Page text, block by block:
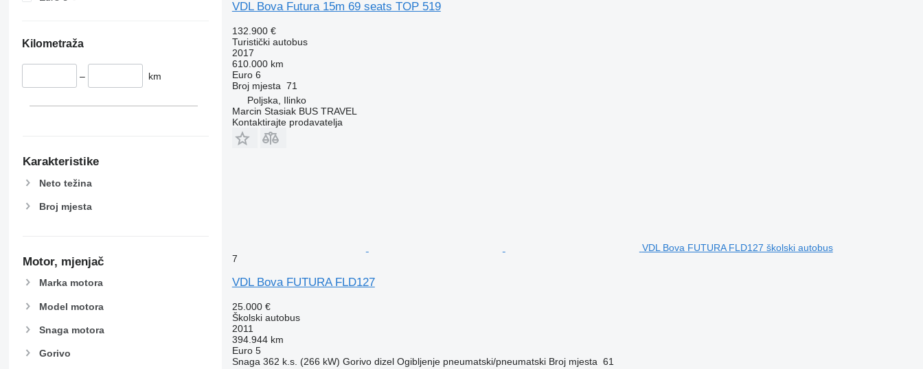
Kilometraža
– km
Karakteristike
Neto težina
Broj mjesta
Motor, mjenjač
Marka motora
Model motora
Snaga motora
Gorivo
VDL Bova Futura 15m 69 seats TOP 519
132.900 €
Turistički autobus
2017
610.000 km
Euro 6
Broj mjesta 71
Poljska, Ilinko
Marcin Stasiak BUS TRAVEL
Kontaktirajte prodavatelja
VDL Bova FUTURA FLD127 školski autobus
7
VDL Bova FUTURA FLD127
25.000 €
Školski autobus
2011
394.944 km
Euro 5
Snaga 362 k.s. (266 kW) Gorivo dizel Ogibljenje pneumatski/pneumatski Broj mjesta 61